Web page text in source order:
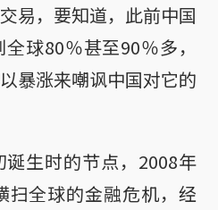
易，要知道，此前中国
球80％甚至90％多，
暴涨来嘲讽中国对它的
生时的节点，2008年
扫全球的金融危机，经